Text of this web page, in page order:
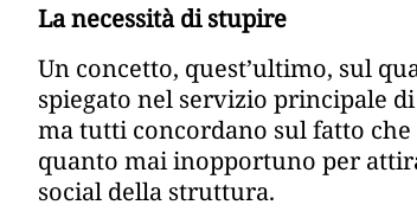
La necessità di stupire
Un concetto, quest’ultimo, sul
spiegato nel servizio principale
ma tutti concordano sul fatto
quanto mai inopportuno per
social della struttura.